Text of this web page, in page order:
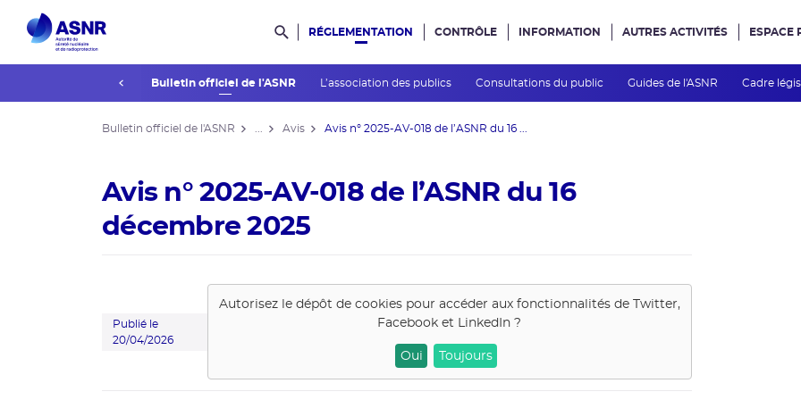
Rechercher dans le site
RÉGLEMENTATION
La réglementation Bulletin officiel de l'ASNR L’association des publics Consultations du public Guides de l'ASNR Cadre
CONTRÔLE INFORMATION AUTRES ACTIVITÉS ESPACE
Bulletin officiel de l'ASNR Avis Avis n° 2025-AV-018 de l’ASNR du 16 ...
Avis n° 2025-AV-018 de l’ASNR du 16
décembre 2025
Publié le
20/04/2026
Autorisez le dépôt de cookies pour accéder aux fonctionnalités de
Twitter,
Facebook et LinkedIn ?
Oui Toujours